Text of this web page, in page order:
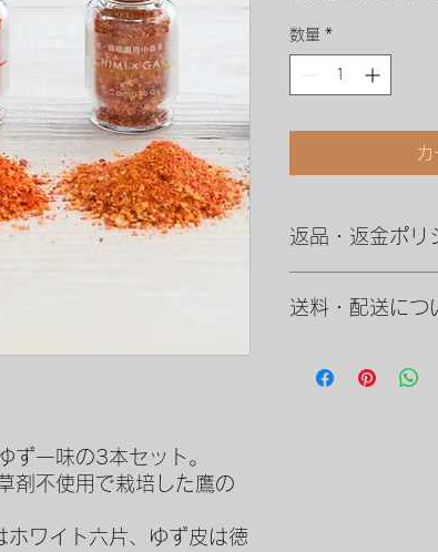
ず一味の3本セット。
剤不使用で栽培した鷹の
ホワイト六片、ゆず皮は徳
数量 *
返品・返金ポリ
すが写真で撮影しメ
ただければと思いま
送料・配送につ
クール便にて発送さ